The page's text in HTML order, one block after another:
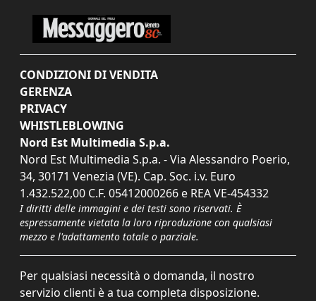
CONDIZIONI DI VENDITA
GERENZA
PRIVACY
WHISTLEBLOWING
Nord Est Multimedia S.p.a.
Nord Est Multimedia S.p.a. - Via Alessandro Poerio,
34, 30171 Venezia (VE). Cap. Soc. i.v. Euro
1.432.522,00 C.F. 05412000266 e REA VE-454332
I diritti delle immagini e dei testi sono riservati. È
espressamente vietata la loro riproduzione con qualsiasi
mezzo e l'adattamento totale o parziale.
Per qualsiasi necessità o domanda, il nostro
servizio clienti è a tua completa disposizione.